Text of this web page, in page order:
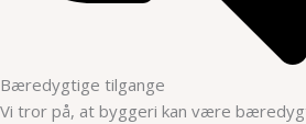
Bæredygtige tilgange
Vi tror på, at byggeri kan være